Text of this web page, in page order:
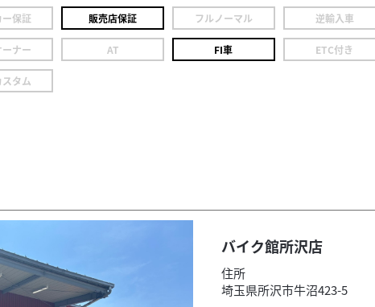
ー保証 販売店保証 フルノーマル 逆輸入車
ナー AT FI車 ETC付き
スタム
バイク館所沢店
住所
埼玉県所沢市牛沼423-5